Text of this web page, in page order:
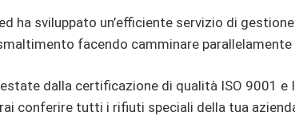
ha sviluppato un’efficiente servizio di
facendo camminare
dalla certificazione di qualità ISO 9001
conferire tutti i rifiuti speciali della tua